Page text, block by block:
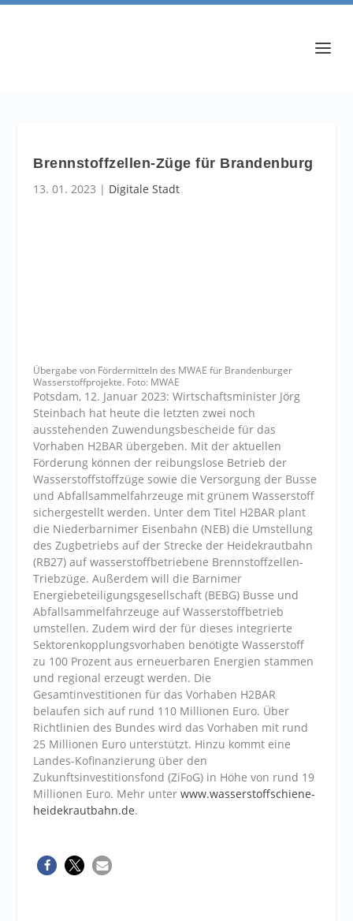
Brennstoffzellen-Züge für Brandenburg
13. 01. 2023 | Digitale Stadt
Übergabe von Fördermitteln des MWAE für Brandenburger
Wasserstoffprojekte. Foto: MWAE
Potsdam, 12. Januar 2023: Wirtschaftsminister Jörg
Steinbach hat heute die letzten zwei noch
ausstehenden Zuwendungsbescheide für das
Vorhaben H2BAR übergeben. Mit der aktuellen
Förderung können der reibungslose Betrieb der
Wasserstoffstoffzüge sowie die Versorgung der Busse
und Abfallsammelfahrzeuge mit grünem Wasserstoff
sichergestellt werden. Unter dem Titel H2BAR plant
die Niederbarnimer Eisenbahn (NEB) die Umstellung
des Zugbetriebs auf der Strecke der Heidekrautbahn
(RB27) auf wasserstoffbetriebene Brennstoffzellen-
Triebzüge. Außerdem will die Barnimer
Energiebeteiligungsgesellschaft (BEBG) Busse und
Abfallsammelfahrzeuge auf Wasserstoffbetrieb
umstellen. Zudem wird der für dieses integrierte
Sektorenkopplungsvorhaben benötigte Wasserstoff
zu 100 Prozent aus erneuerbaren Energien stammen
und regional erzeugt werden. Die
Gesamtinvestitionen für das Vorhaben H2BAR
belaufen sich auf rund 110 Millionen Euro. Über
Richtlinien des Bundes wird das Vorhaben mit rund
25 Millionen Euro unterstützt. Hinzu kommt eine
Landes-Kofinanzierung über den
Zukunftsinvestitionsfond (ZiFoG) in Höhe von rund 19
Millionen Euro. Mehr unterwww.wasserstoffschiene-
heidekrautbahn.de.